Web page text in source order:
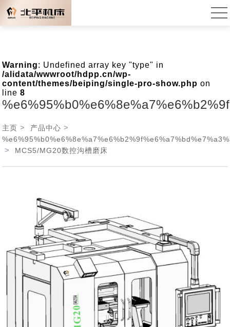
Warning: Undefined array key "type" in
/alidata/wwwroot/hdpp.cn/wp-
content/themes/beiping/single-pro-show.php on
line8
主页 > 产品中心 >
> MCS5/MG20数控沟槽磨床